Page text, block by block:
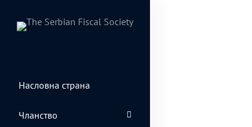
Насловна страна
Чланство